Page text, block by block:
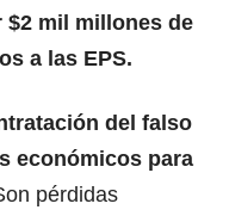
$2 mil millones de
a las EPS.
del falso
económicos para
pérdidas